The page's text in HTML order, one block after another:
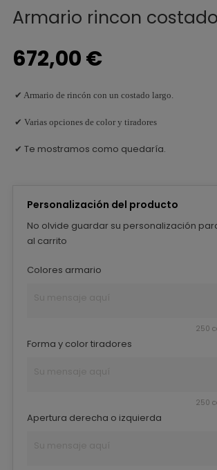
Armario rincon costado
672,00 €
✔ Armario de rincón con un costado largo.
✔ Varias opciones de color y tiradores
✔ Te mostramos como quedaría.
Personalización del producto
No olvide guardar su personalización
al carrito
Colores armario
250
Forma y color tiradores
250
Apertura derecha o izquierda